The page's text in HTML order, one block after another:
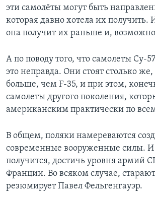
эти самолёты могут быть
которая давно хотела их получить.
она получит их раньше и,
А по поводу того, что самолеты Су-
это неправда. Они стоят столько же,
больше, чем F-35, и при этом,
самолеты другого поколения,
американским практически по
В общем, поляки намереваются
современные вооруженные силы. И
получится, достичь уровня армий
Франции. Во всяком случае,
резюмирует Павел Фельгенгауэр.